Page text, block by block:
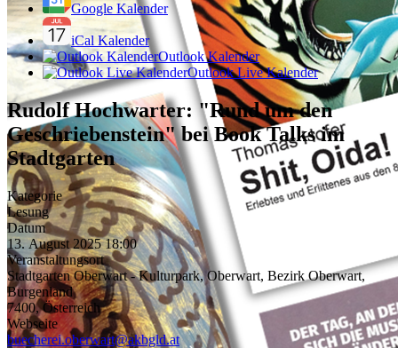
Google Kalender
iCal Kalender
Outlook Kalender
Outlook Live Kalender
Rudolf Hochwarter: "Rund um den
Geschriebenstein" bei Book Talks im
Stadtgarten
Kategorie
Lesung
Datum
13. August 2025 18:00
Veranstaltungsort
Stadtgarten Oberwart - Kulturpark, Oberwart, Bezirk Oberwart,
Burgenland
7400, Österreich
Webseite
buecherei.oberwart@akbgld.at